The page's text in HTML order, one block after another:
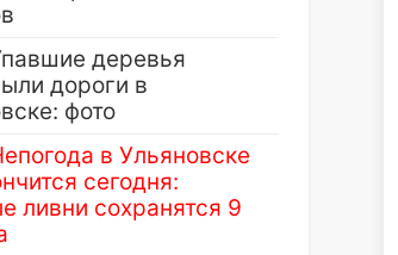
деревья
дороги в
фото
в Ульяновске
сегодня:
ливни сохранятся 9